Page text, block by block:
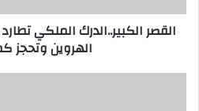
القصر الكبير..الدرك الملكي
الهروين وتحجز